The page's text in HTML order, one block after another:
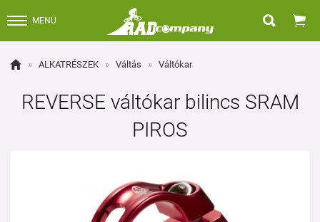
MENÜ  
 » ALKATRÉSZEK » Váltás » Váltókar
REVERSE váltókar bilincs SRAM
PIROS